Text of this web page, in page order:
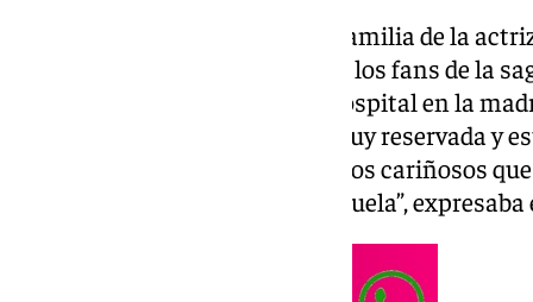
A través de un comunicado, la familia de la
noticia que ha conmocionado a los fans de la
«Falleció pacíficamente en el hospital en la
septiembre. Era una persona muy reservada y
final. Deja dos hijos y cinco nietos cariñosos
de su extraordinaria madre y abuela”,